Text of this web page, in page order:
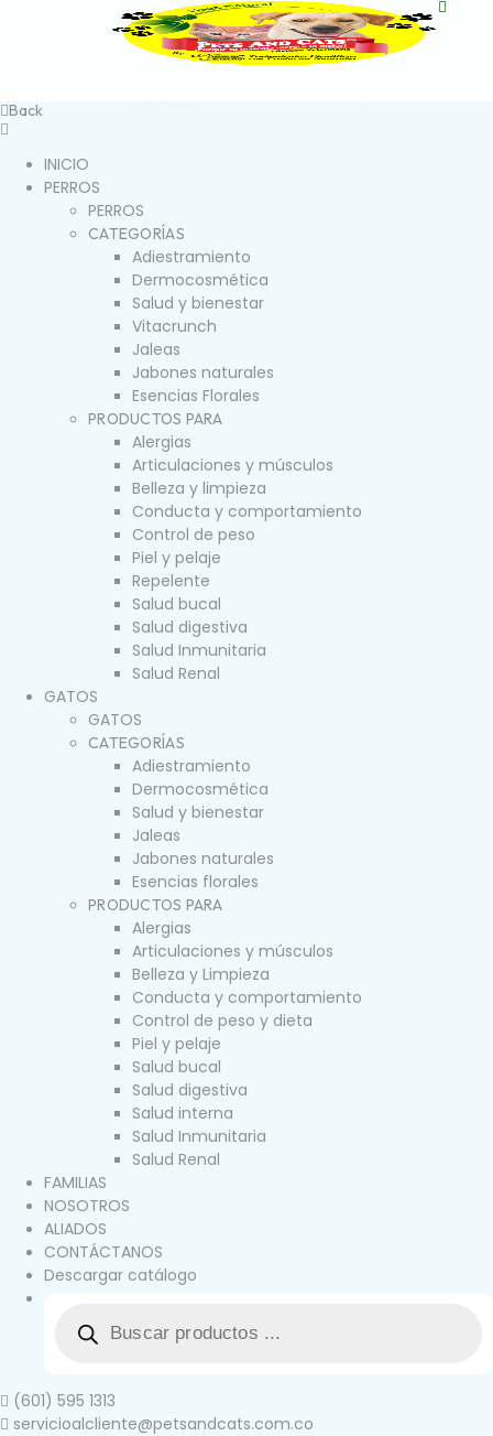
Back
INICIO
PERROS
PERROS
CATEGORÍAS
Adiestramiento
Dermocosmética
Salud y bienestar
Vitacrunch
Jaleas
Jabones naturales
Esencias Florales
PRODUCTOS PARA
Alergias
Articulaciones y músculos
Belleza y limpieza
Conducta y comportamiento
Control de peso
Piel y pelaje
Repelente
Salud bucal
Salud digestiva
Salud Inmunitaria
Salud Renal
GATOS
GATOS
CATEGORÍAS
Adiestramiento
Dermocosmética
Salud y bienestar
Jaleas
Jabones naturales
Esencias florales
PRODUCTOS PARA
Alergias
Articulaciones y músculos
Belleza y Limpieza
Conducta y comportamiento
Control de peso y dieta
Piel y pelaje
Salud bucal
Salud digestiva
Salud interna
Salud Inmunitaria
Salud Renal
FAMILIAS
NOSOTROS
ALIADOS
CONTÁCTANOS
Descargar catálogo
(601) 595 1313
servicioalcliente@petsandcats.com.co